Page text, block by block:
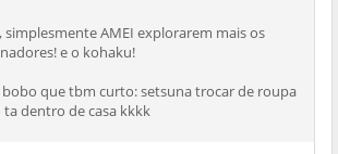
simplesmente AMEI explorarem mais os
e o kohaku!
que tbm curto: setsuna trocar de roupa
dentro de casa kkkk